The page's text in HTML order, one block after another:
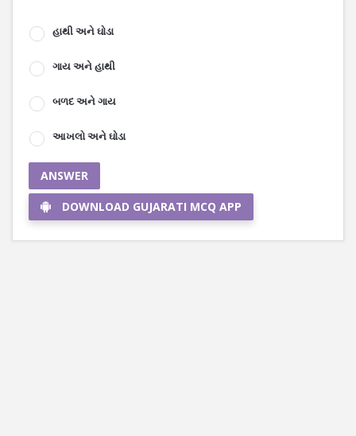
હાથી અને ઘોડા
ગાય અને હાથી
બળદ અને ગાય
આખલો અને ઘોડા
ANSWER
DOWNLOAD GUJARATI MCQ APP